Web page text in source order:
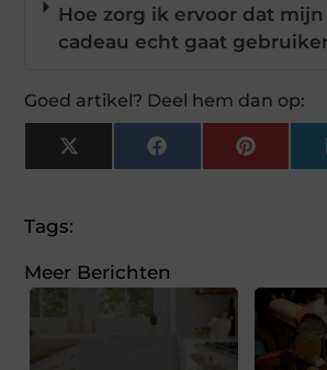
Hoe zorg ik ervoor dat
cadeau echt gaat
Goed artikel? Deel hem dan op:
X
(Twitter)
Facebook
Tags:
Meer Berichten